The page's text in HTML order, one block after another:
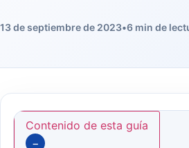
13 de septiembre de 2023•6 min de
Contenido de esta guía
−